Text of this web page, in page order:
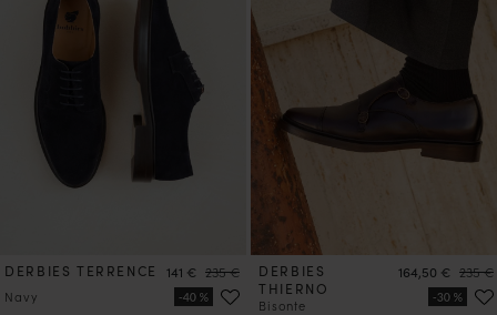
DERBIES TERRENCE
Navy
Precio
141 € Precio
235 €
DERBIES
THIERNO
Bisonte
Precio
164,50 € Precio
235 €